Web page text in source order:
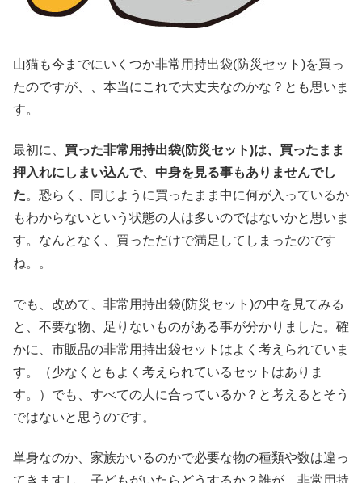
山猫も今までにいくつか非常用持出袋(防災セット)を買っ
たのですが、、本当にこれで大丈夫なのかな？とも思いま
す。
最初に、 買った非常用持出袋(防災セット)は、買ったまま
押入れにしまい込んで、中身を見る事もありませんでし
た。恐らく、同じように買ったまま中に何が入っているか
もわからないという状態の人は多いのではないかと思いま
す。なんとなく、買っただけで満足してしまったのです
ね。。
でも、改めて、非常用持出袋(防災セット)の中を見てみる
と、不要な物、足りないものがある事が分かりました。確
かに、市販品の非常用持出袋セットはよく考えられていま
す。（少なくともよく考えられているセットはありま
す。）でも、すべての人に合っているか？と考えるとそう
ではないと思うのです。
単身なのか、家族かいるのかで必要な物の種類や数は違っ